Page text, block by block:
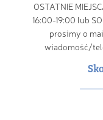
OSTATNIE
16:00-19:00 lub
prosimy o
wiadomość/